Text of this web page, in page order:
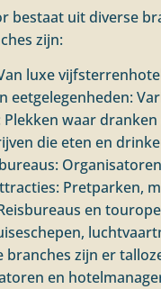
bestaat uit diverse
zijn:
luxe
eetgelegenheden:
Plekken waar
die eten en
Pretparken,
en
branches zijn er
en